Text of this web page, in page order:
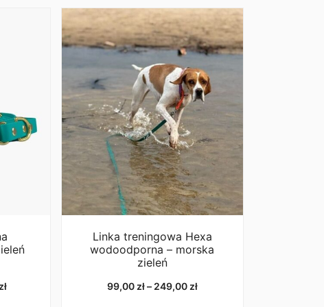
240 kg – max. waga psa około 24 kg
190 kg – max. waga psa około 19 kg
380 kg – max. waga psa około 38 kg
450 kg – max. waga psa około 45kg
630 kg – max. waga psa około 63g
niszczące”?
w którym produkt ulega zniszczeniu. Urządzenie
skalibrowane, a dane mają jedynie charakter
Zwykle do każdego testu wykorzystujemy 2-3
może wynosić do 20%, w zależności od
produkty stalowe przejawiają mniejsze różnice
z cynku. Dopuszczalne obciążenie
jako 1/10 obciążenia zrywającego. Więc jeśli
dla psa o wadze 25 kg, musisz poszukać
strony producenta pethardware.com
złZakres
Linka treningowa Hexa
wodoodporna – morska
zieleń
99,00 zł– 249,00 złZakres